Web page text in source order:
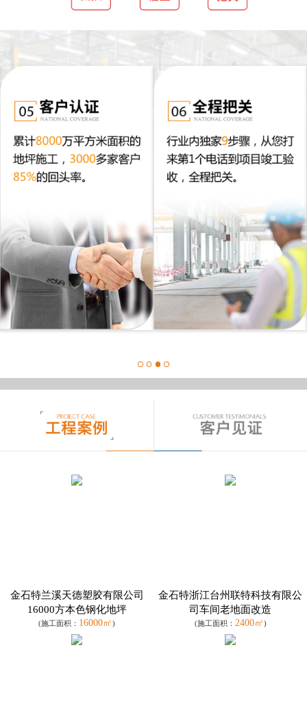
金石特兰溪天德塑胶有限公司
16000方本色钢化地坪
(施工面积： 16000㎡)
金石特浙江台州联特科技有限公
司车间老地面改造
(施工面积： 2400㎡)